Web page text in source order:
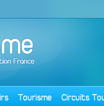
Tourisme Circuits